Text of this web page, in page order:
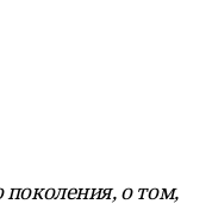
о том,